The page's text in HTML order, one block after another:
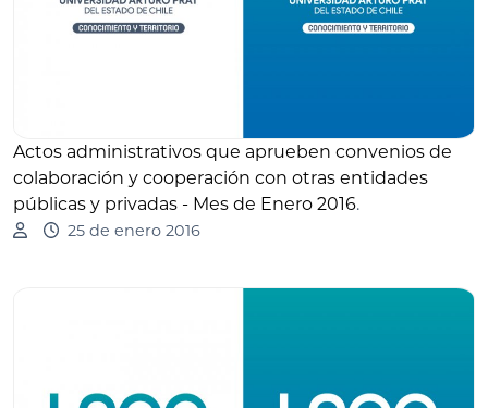
Actos administrativos que aprueben convenios de
colaboración y cooperación con otras entidades
públicas y privadas - Mes de Enero 2016.
25 de enero 2016